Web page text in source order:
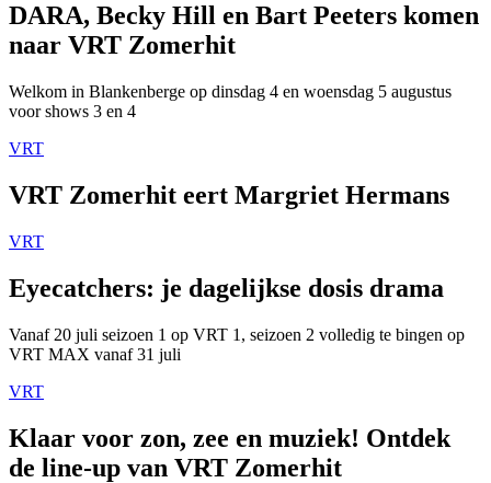
DARA, Becky Hill en Bart Peeters komen
naar VRT Zomerhit
Welkom in Blankenberge op dinsdag 4 en woensdag 5 augustus
voor shows 3 en 4
VRT
VRT Zomerhit eert Margriet Hermans
VRT
Eyecatchers: je dagelijkse dosis drama
Vanaf 20 juli seizoen 1 op VRT 1, seizoen 2 volledig te bingen op
VRT MAX vanaf 31 juli
VRT
Klaar voor zon, zee en muziek! Ontdek
de line-up van VRT Zomerhit